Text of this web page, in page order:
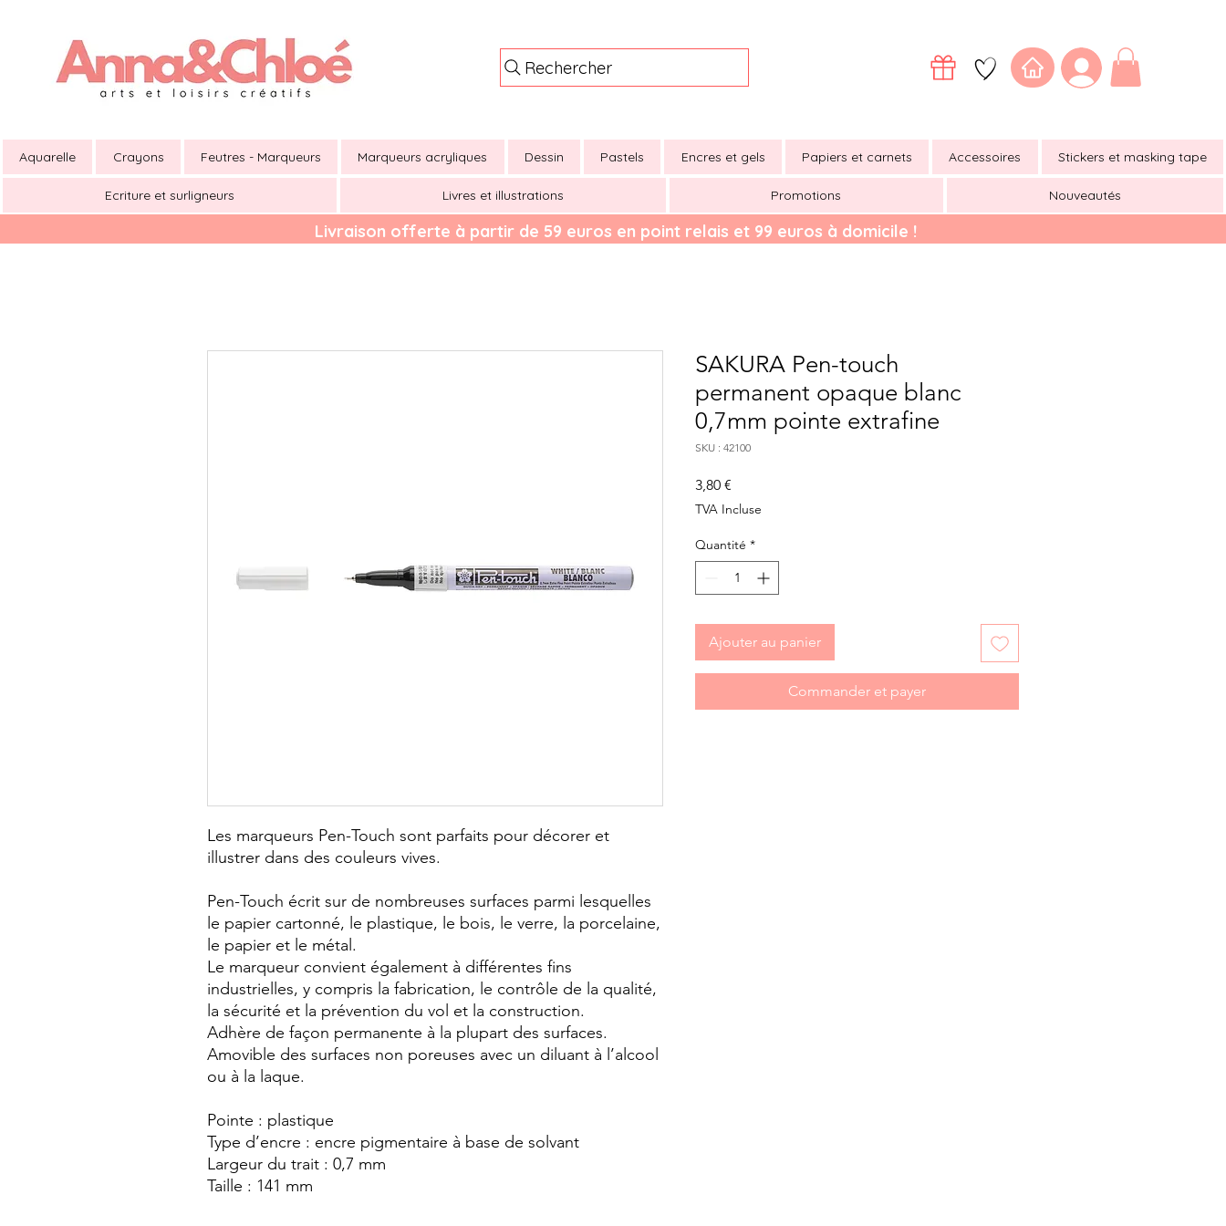
Rechercher
Aquarelle Crayons Feutres - Marqueurs Marqueurs acryliques Dessin Pastels Encres et gels Papiers et carnets Accessoires Stickers et masking tape
Ecriture et surligneurs Livres et illustrations Promotions Nouveautés
Livraison offerte à partir de 59 euros en point relais et 99 euros à domicile !
Les marqueurs Pen-Touch sont parfaits pour décorer et
illustrer dans des couleurs vives.
Pen-Touch écrit sur de nombreuses surfaces parmi lesquelles
le papier cartonné, le plastique, le bois, le verre, la porcelaine,
le papier et le métal.
Le marqueur convient également à différentes fins
industrielles, y compris la fabrication, le contrôle de la qualité,
la sécurité et la prévention du vol et la construction.
Adhère de façon permanente à la plupart des surfaces.
Amovible des surfaces non poreuses avec un diluant à l’alcool
ou à la laque.
Pointe : plastique
Type d’encre : encre pigmentaire à base de solvant
Largeur du trait : 0,7 mm
Taille : 141 mm
SAKURA Pen-touch
permanent opaque blanc
0,7mm pointe extrafine
SKU : 42100
3,80 €
TVA Incluse
Quantité *
Ajouter au panier
Commander et payer